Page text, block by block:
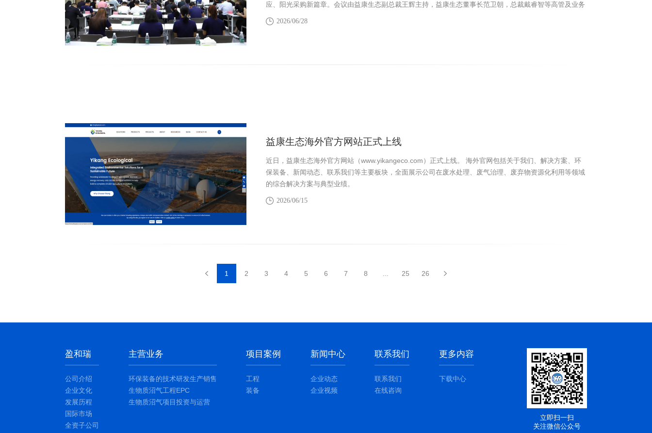
应、阳光采购新篇章。会议由益康生态副总裁王辉主持，益康生态董事长范卫朝，总裁戴睿智等高管及业务
公司负责人参加会议。
2026/06/28
益康生态海外官方网站正式上线
近日，益康生态海外官方网站（www.yikangeco.com）正式上线。 海外官网包括关于我们、解决方案、环
保装备、新闻动态、联系我们等主要板块，全面展示公司在废水处理、废气治理、废弃物资源化利用等领域
的综合解决方案与典型业绩。
2026/06/15
1 2 3 4 5 6 7 8 25 26
盈和瑞
公司介绍
企业文化
发展历程
国际市场
全资子公司
主营业务
环保装备的技术研发生产销售
生物质沼气工程EPC
生物质沼气项目投资与运营
项目案例
工程
装备
新闻中心
企业动态
企业视频
联系我们
联系我们
在线咨询
更多内容
下载中心
立即扫一扫
关注微信公众号